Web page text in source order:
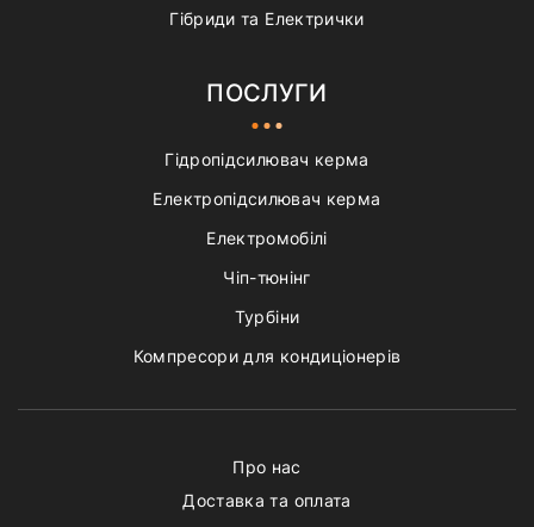
Гібриди та Електрички
ПОСЛУГИ
Гідропідсилювач керма
Електропідсилювач керма
Електромобілі
Чіп-тюнінг
Турбіни
Компресори для кондиціонерів
Про нас
Доставка та оплата